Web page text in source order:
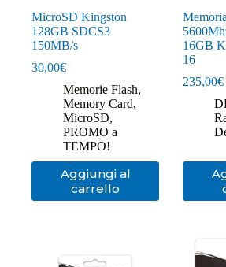
MicroSD Kingston
128GB SDCS3
150MB/s
30,00€
Memorie Flash,
Memory Card,
MicroSD,
PROMO a
TEMPO!
Aggiungi al
carrello
16GB
16
235,00€